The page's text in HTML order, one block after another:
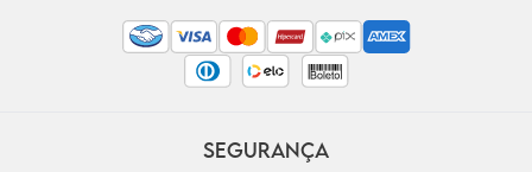
SEGURANÇA